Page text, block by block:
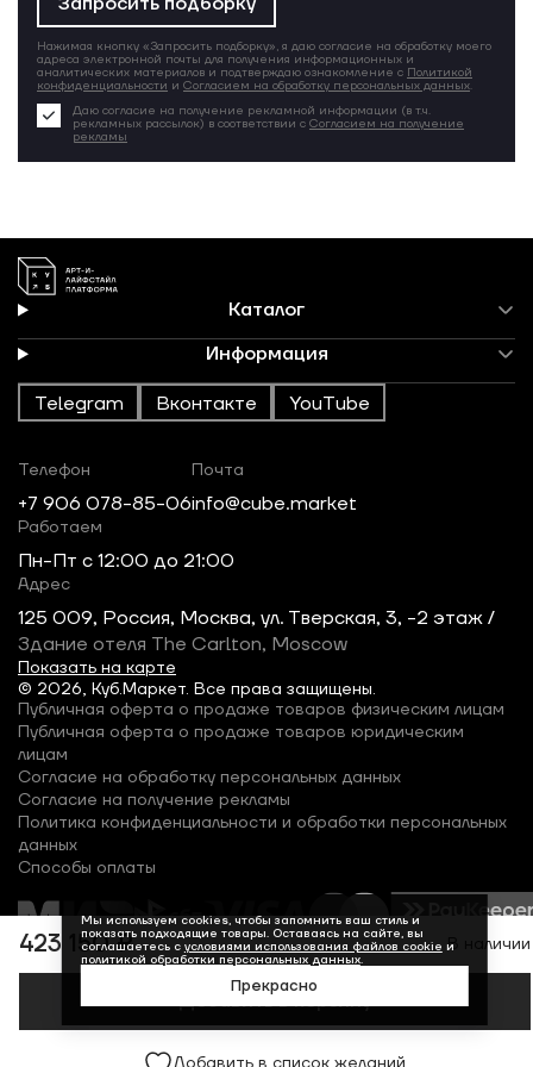
423 150 ₽ В наличии
Добавить в корзину
Нажимая кнопку «Запросить подборку», я даю согласие на обработку моего
адреса электронной почты для получения информационных и
аналитических материалов и подтверждаю ознакомление с Политикой
конфиденциальности и Согласием на обработку персональных данных.
Даю согласие на получение рекламной информации (в т.ч.
рекламных рассылок) в соответствии с Согласием на получение
рекламы
Каталог
Информация
Telegram Вконтакте YouTube
© 2026, Куб.Маркет. Все права защищены.
Телефон
+7 906 078-85-06
Почта
info@cube.market
Работаем
Пн-Пт c 12:00 до 21:00
Адрес
125 009, Россия, Москва, ул. Тверская, 3, -2 этаж /
Здание отеля The Carlton, Moscow
Показать на карте
Публичная оферта о продаже товаров физическим лицам
Публичная оферта о продаже товаров юридическим
лицам
Согласие на обработку персональных данных
Согласие на получение рекламы
Политика конфиденциальности и обработки персональных
данных
Способы оплаты
Мы используем cookies, чтобы запомнить ваш стиль и
показать подходящие товары. Оставаясь на сайте, вы
соглашаетесь с условиями использования файлов cookie и
политикой обработки персональных данных.
Прекрасно